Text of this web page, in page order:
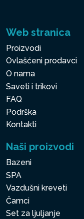
Web stranica
Proizvodi
Ovlašćeni prodavci
O nama
Saveti i trikovi
FAQ
Podrška
Kontakti
Naši proizvodi
Bazeni
SPA
Vazdušni kreveti
Čamci
Set za ljuljanje